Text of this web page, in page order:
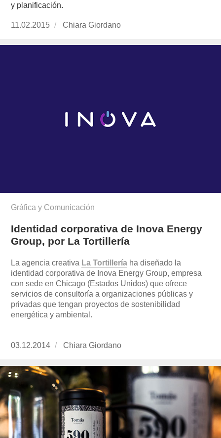
y planificación.
Publicado
11.02.2015
https://www.experimenta.es/author/chiara-
Chiara Giordano
Gráfica y Comunicación
Identidad corporativa de Inova Energy
Group, por La Tortillería
La agencia creativa La Tortillería ha diseñado la
identidad corporativa de Inova Energy Group, empresa
con sede en Chicago (Estados Unidos) que ofrece
servicios de consultoría a organizaciones públicas y
privadas que tengan proyectos de sostenibilidad
energética y ambiental.
Publicado
03.12.2014
https://www.experimenta.es/author/chiara-
Chiara Giordano